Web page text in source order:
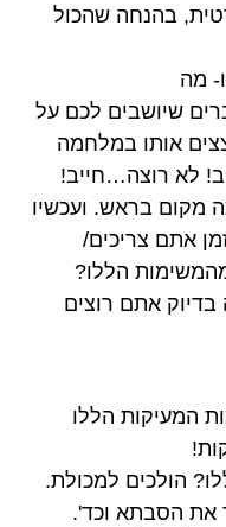
בהנחה שהכול
מה
שיושבים לכם על
אותו במלחמה
לא רוצה…חייב!
מקום בראש. ועכשיו
אתם צריכים/
הללו?
אתם רוצים
המעיקות הללו
הולכים למכולת.
את הסבתא וכד'.